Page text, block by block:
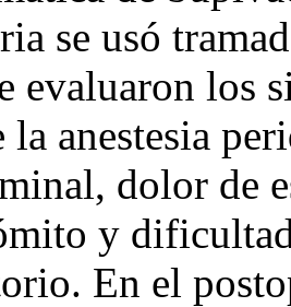
se usó
evaluaron los
anestesia
dolor de
y
En el